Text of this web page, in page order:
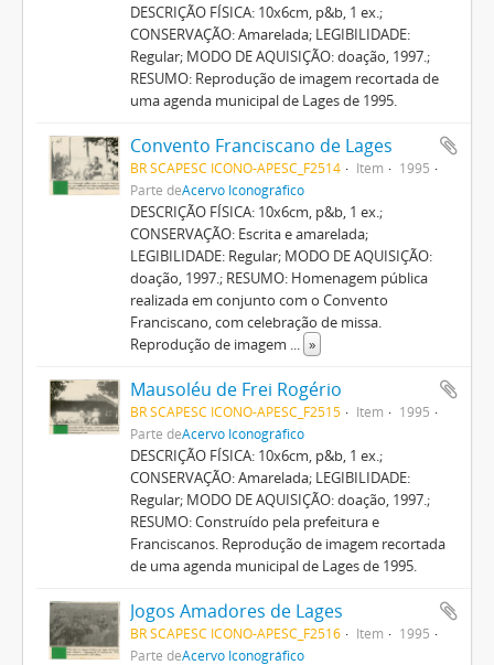
DESCRIÇÃO FÍSICA: 10x6cm, p&b, 1 ex.;
CONSERVAÇÃO: Amarelada; LEGIBILIDADE:
Regular; MODO DE AQUISIÇÃO: doação, 1997.;
RESUMO: Reprodução de imagem recortada de
uma agenda municipal de Lages de 1995.
Convento Franciscano de Lages
BR SCAPESC ICONO-APESC_F2514 Item
1995
Parte deAcervo Iconográfico
DESCRIÇÃO FÍSICA: 10x6cm, p&b, 1 ex.;
CONSERVAÇÃO: Escrita e amarelada;
LEGIBILIDADE: Regular; MODO DE AQUISIÇÃO:
doação, 1997.; RESUMO: Homenagem pública
realizada em conjunto com o Convento
Franciscano, com celebração de missa.
Reprodução de imagem ... »
Mausoléu de Frei Rogério
BR SCAPESC ICONO-APESC_F2515 Item
1995
Parte deAcervo Iconográfico
DESCRIÇÃO FÍSICA: 10x6cm, p&b, 1 ex.;
CONSERVAÇÃO: Amarelada; LEGIBILIDADE:
Regular; MODO DE AQUISIÇÃO: doação, 1997.;
RESUMO: Construído pela prefeitura e
Franciscanos. Reprodução de imagem recortada
de uma agenda municipal de Lages de 1995.
Jogos Amadores de Lages
BR SCAPESC ICONO-APESC_F2516 Item
1995
Parte deAcervo Iconográfico